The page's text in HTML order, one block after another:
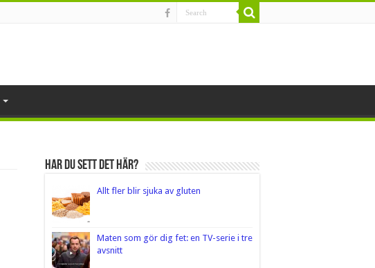
Har du sett det här?
Allt fler blir sjuka av gluten
Maten som gör dig fet: en TV-serie i tre
avsnitt